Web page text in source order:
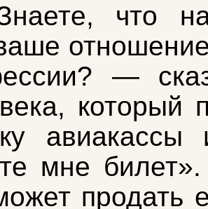
что
—
который
авиакассы
мне
продать